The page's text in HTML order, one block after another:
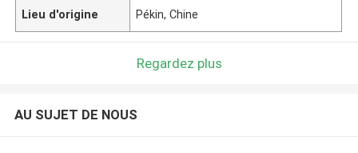
Lieu d'origine Pékin, Chine
Regardez plus
AU SUJET DE NOUS